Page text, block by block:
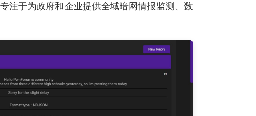
注于为政府和企业提供全域暗网情报监测、数